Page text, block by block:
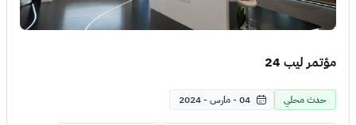
مؤتمر ليب 24
حدث محلي 04 - مارس - 2024